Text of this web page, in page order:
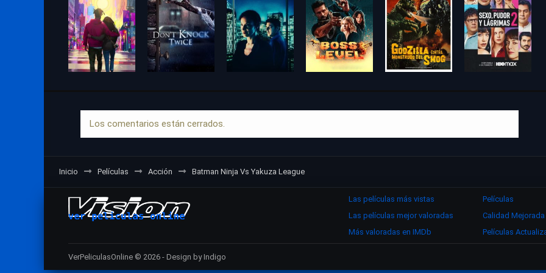
Los comentarios están cerrados.
Inicio Películas Acción Batman Ninja Vs Yakuza League
Las películas más vistas
Las películas mejor valoradas
Más valoradas en IMDb
Películas
Calidad Mejorada
Películas
VerPeliculasOnline © 2026 - Design by Indigo